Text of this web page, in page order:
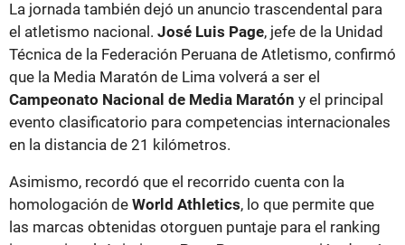
La jornada también dejó un anuncio trascendental para
el atletismo nacional. José Luis Page, jefe de la Unidad
Técnica de la Federación Peruana de Atletismo, confirmó
que la Media Maratón de Lima volverá a ser el
Campeonato Nacional de Media Maratón y el principal
evento clasificatorio para competencias internacionales
en la distancia de 21 kilómetros.
Asimismo, recordó que el recorrido cuenta con la
homologación de World Athletics, lo que permite que
las marcas obtenidas otorguen puntaje para el ranking